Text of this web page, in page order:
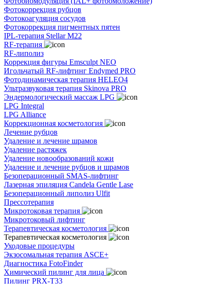
Фотокоррекция рубцов
Фотокоагуляция сосудов
Фотокоррекция пигментных пятен
IPL-терапия Stellar M22
RF-терапия
RF-липолиз
Коррекция фигуры Emsculpt NEO
Игольчатый RF-лифтинг Endymed PRO
Фотодинамическая терапия HELEO4
Ультразвуковая терапия Skinova PRO
Эндермологический массаж LPG
LPG Integral
LPG Alliance
Коррекционная косметология
Лечение рубцов
Удаление и лечение шрамов
Удаление растяжек
Удаление новообразований кожи
Удаление и лечение рубцов и шрамов
Безоперационный SMAS-лифтинг
Лазерная эпиляция Candela Gentle Lase
Безоперационный липолиз Ulfit
Прессотерапия
Микротоковая терапия
Микротоковый лифтинг
Терапевтическая косметология
Терапевтическая косметология
Уходовые процедуры
Экзосомальная терапия ASCE+
Диагностика FotoFinder
Химический пилинг для лица
Пилинг PRX-T33